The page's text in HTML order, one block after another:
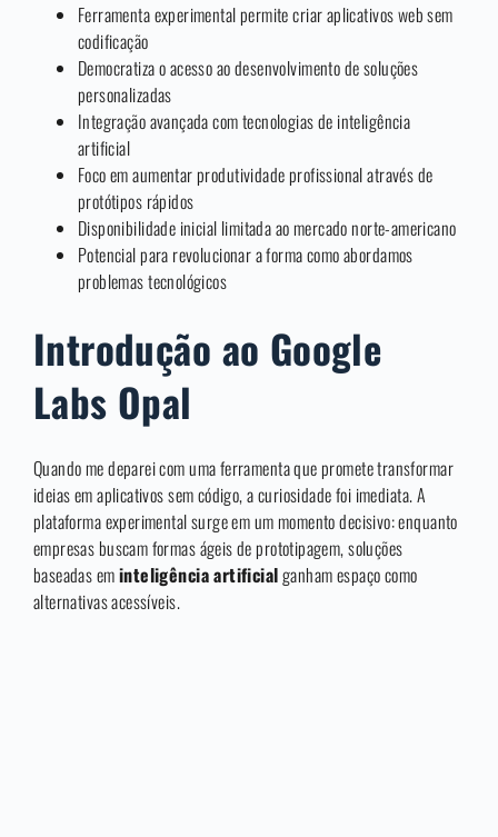
Ferramenta experimental permite criar aplicativos web sem
codificação
Democratiza o acesso ao desenvolvimento de soluções
personalizadas
Integração avançada com tecnologias de inteligência
artificial
Foco em aumentar produtividade profissional através de
protótipos rápidos
Disponibilidade inicial limitada ao mercado norte-americano
Potencial para revolucionar a forma como abordamos
problemas tecnológicos
Introdução ao Google
Labs Opal
Quando me deparei com uma ferramenta que promete transformar
ideias em aplicativos sem código, a curiosidade foi imediata. A
plataforma experimental surge em um momento decisivo: enquanto
empresas buscam formas ágeis de prototipagem, soluções
baseadas eminteligência artificialganham espaço como
alternativas acessíveis.